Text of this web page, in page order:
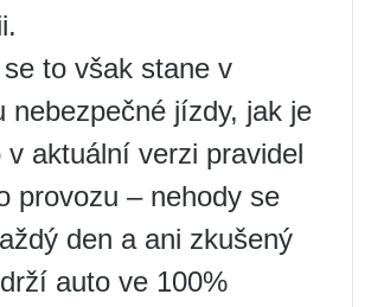
to však stane v
nebezpečné jízdy, jak je
v aktuální verzi pravidel
provozu – nehody se
den a ani zkušený
auto ve 100%